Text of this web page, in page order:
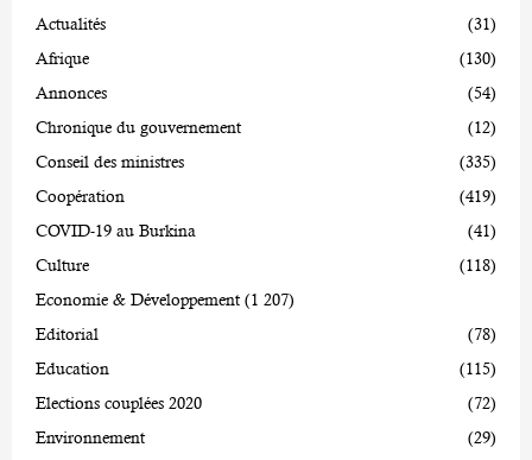
Actualités
(31)
Afrique
(130)
Annonces
(54)
Chronique du gouvernement
(12)
Conseil des ministres
(335)
Coopération
(419)
COVID-19 au Burkina
(41)
Culture
(118)
Economie & Développement (1 207)
Editorial
(78)
Education
(115)
Elections couplées 2020
(72)
Environnement
(29)